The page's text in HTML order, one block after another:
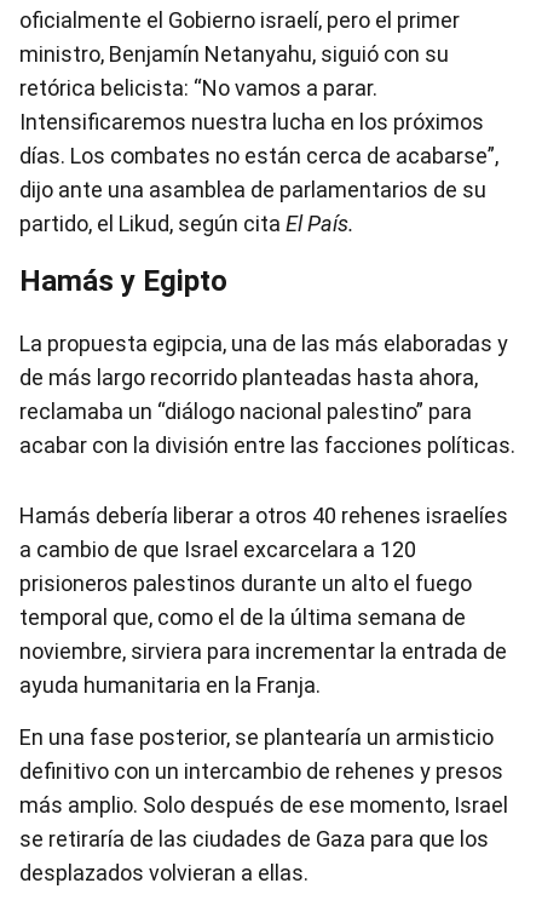
oficialmente el Gobierno israelí, pero el primer
ministro, Benjamín Netanyahu, siguió con su
retórica belicista: “No vamos a parar.
Intensificaremos nuestra lucha en los próximos
días. Los combates no están cerca de acabarse”,
dijo ante una asamblea de parlamentarios de su
partido, el Likud, según cita El País.
Hamás y Egipto
La propuesta egipcia, una de las más elaboradas y
de más largo recorrido planteadas hasta ahora,
reclamaba un “diálogo nacional palestino” para
acabar con la división entre las facciones políticas.
Hamás debería liberar a otros 40 rehenes israelíes
a cambio de que Israel excarcelara a 120
prisioneros palestinos durante un alto el fuego
temporal que, como el de la última semana de
noviembre, sirviera para incrementar la entrada de
ayuda humanitaria en la Franja.
En una fase posterior, se plantearía un armisticio
definitivo con un intercambio de rehenes y presos
más amplio. Solo después de ese momento, Israel
se retiraría de las ciudades de Gaza para que los
desplazados volvieran a ellas.